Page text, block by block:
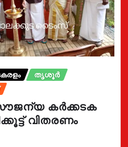
തൃശൂർ
കർക്കടക
വിതരണം